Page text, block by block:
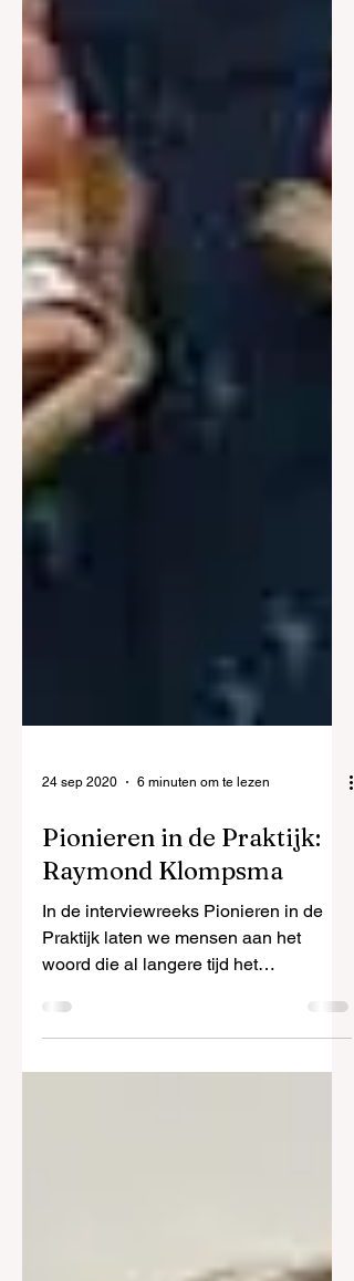
24 sep 2020 6 minuten om te lezen
Pionieren in de Praktijk:
Raymond Klompsma
In de interviewreeks Pionieren in de
woord die al langere tijd het
ongebaande pad bewandelen. Ze